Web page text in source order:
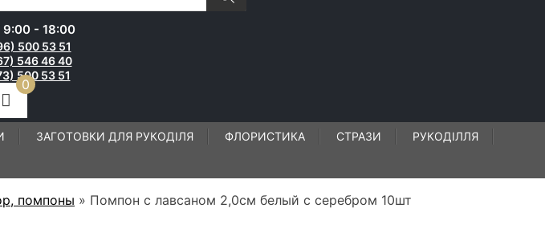
- 18:00
500 53 51
546 46 40
500 53 51
0
ЗАГОТОВКИ ДЛЯ РУКОДІЛЯ ФЛОРИСТИКА СТРАЗИ РУКОДІЛЛЯ
помпоны » Помпон с лавсаном 2,0см белый с серебром 10шт